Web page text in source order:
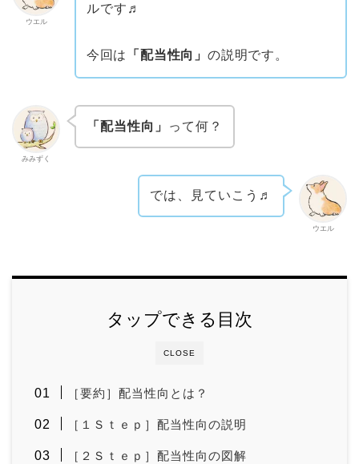
ウエル
ルです♬
今回は 「配当性向」 の説明です。
みみずく
「配当性向」 って何？
ウエル
では、見ていこう♬
CLOSE
タップできる目次
［要約］配当性向とは？
［１Ｓｔｅｐ］配当性向の説明
［２Ｓｔｅｐ］配当性向の図解